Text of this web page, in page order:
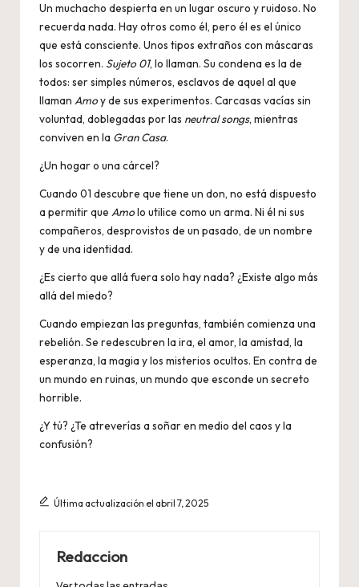
Un muchacho despierta en un lugar oscuro y ruidoso. No
recuerda nada. Hay otros como él, pero él es el único
que está consciente. Unos tipos extraños con máscaras
los socorren. Sujeto 01, lo llaman. Su condena es la de
todos: ser simples números, esclavos de aquel al que
llaman Amoy de sus experimentos. Carcasas vacías sin
voluntad, doblegadas por las neutral songs, mientras
conviven en la Gran Casa.
¿Un hogar o una cárcel?
Cuando 01 descubre que tiene un don, no está dispuesto
a permitir que Amolo utilice como un arma. Ni él ni sus
compañeros, desprovistos de un pasado, de un nombre
y de una identidad.
¿Es cierto que allá fuera solo hay nada? ¿Existe algo más
allá del miedo?
Cuando empiezan las preguntas, también comienza una
rebelión. Se redescubren la ira, el amor, la amistad, la
esperanza, la magia y los misterios ocultos. En contra de
un mundo en ruinas, un mundo que esconde un secreto
horrible.
¿Y tú? ¿Te atreverías a soñar en medio del caos y la
confusión?
Última actualización el abril 7, 2025
Redaccion